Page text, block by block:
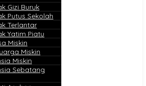
Gizi Buruk
Putus Sekolah
Terlantar
Yatim Piatu
Miskin
Miskin
Miskin
Sebatang